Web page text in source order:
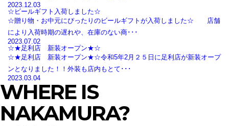
2023.12.03
☆ビールギフト入荷しました☆
☆贈り物・お中元にぴったりのビールギフトが入荷しました☆ 店舗
により入荷時期の遅れや、在庫のない商･･･
2023.07.02
☆★足利店 新装オープン★☆
☆★足利店 新装オープン★☆令和5年2月２５日に足利店が新装オープ
ンとなりました！！外装も店内もとて･･･
2023.03.04
WHERE IS
NAKAMURA?